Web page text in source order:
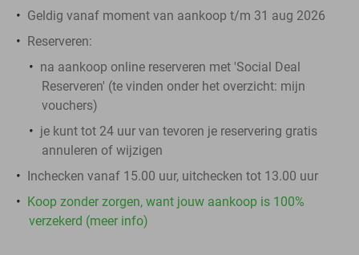
Geldig vanaf moment van aankoop t/m 31 aug 2026
Reserveren:
na aankoop online reserveren met 'Social Deal
Reserveren' (te vinden onder het overzicht: mijn
vouchers)
je kunt tot 24 uur van tevoren je reservering gratis
annuleren of wijzigen
Inchecken vanaf 15.00 uur, uitchecken tot 13.00 uur
Koop zonder zorgen, want jouw aankoop is 100%
verzekerd (meer info)